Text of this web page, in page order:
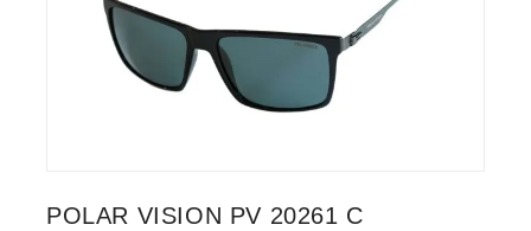
POLAR VISION PV 20261 C